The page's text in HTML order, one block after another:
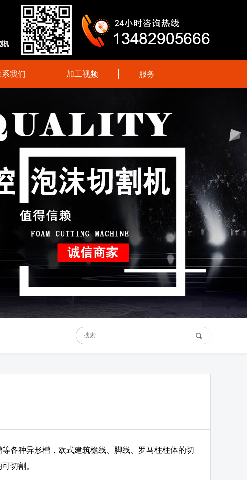
系我们 加工视频 服务
各种异形槽，欧式建筑檐线、脚线、罗马柱柱体的切
切割。